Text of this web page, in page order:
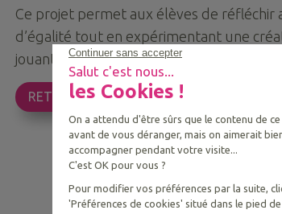
Ce projet permet aux élèves de réfléchir
d’égalité tout en expérimentant une
jouant sur l’équilibre, les symboles et les
RETOUR AUX ACTUALITÉS